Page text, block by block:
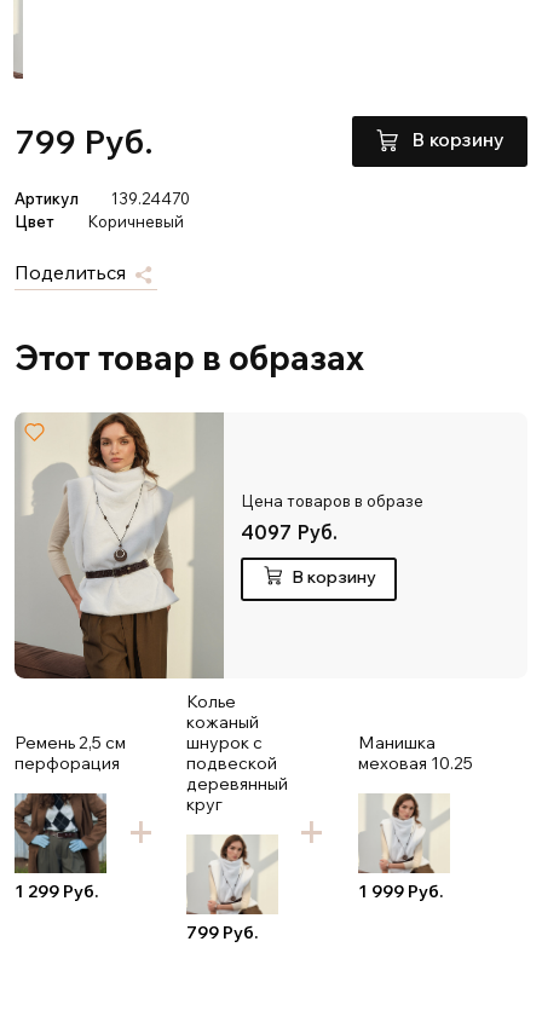
799 Руб. В корзину
Артикул
139.24470
Цвет
Коричневый
Поделиться
Этот товар в образах
Цена товаров в образе
4097 Руб.
В корзину
Ремень 2,5 см
перфорация
1 299 Руб.
Колье
кожаный
шнурок с
подвеской
деревянный
круг
799 Руб.
Манишка
меховая 10.25
1 999 Руб.